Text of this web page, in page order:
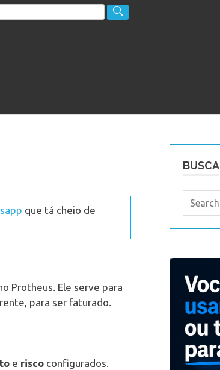
que tá cheio de
Protheus. Ele serve para
para ser faturado.
e risco configurados.
BUSCA